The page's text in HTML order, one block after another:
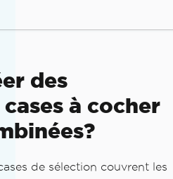
des
à cocher
de sélection couvrent les